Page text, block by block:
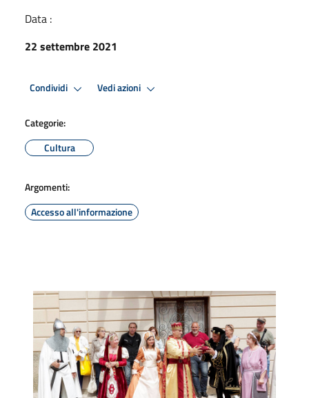
Data :
22 settembre 2021
Condividi Vedi azioni
Categorie:
Cultura
Argomenti:
Accesso all'informazione